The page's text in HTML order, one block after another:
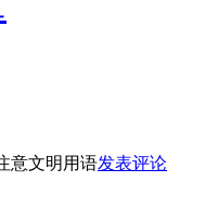
意文明用语发表评论